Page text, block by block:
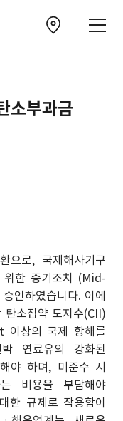
소부과금
으로, 국제해사기구
한 중기조치 (Mid-
인하였습니다. 이에
소집약 도지수(CII)
이상의 국제 항해를
연료유의 강화된
야 하며, 미준수 시
비용을 부담해야
한 규제로 작용함이